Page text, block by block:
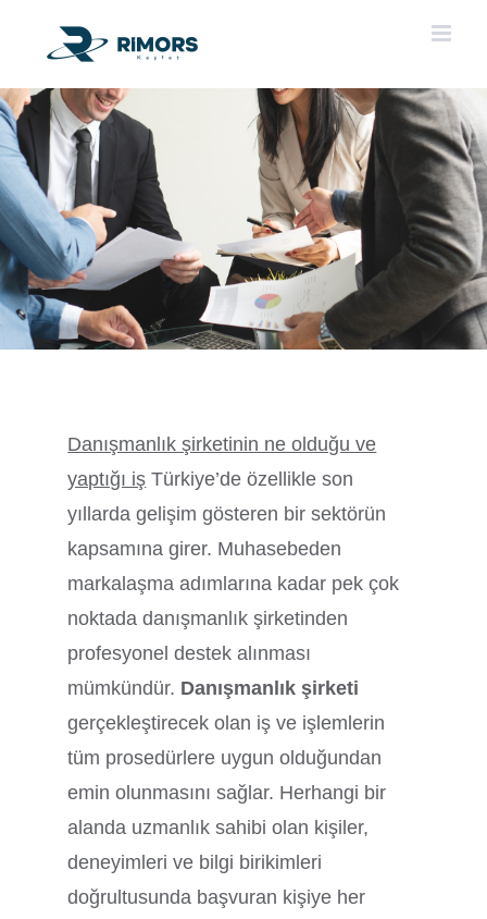
content
Danışmanlık şirketinin ne olduğu ve
yaptığı iş Türkiye’de özellikle son
yıllarda gelişim gösteren bir sektörün
kapsamına girer. Muhasebeden
markalaşma adımlarına kadar pek çok
noktada danışmanlık şirketinden
profesyonel destek alınması
mümkündür. Danışmanlık şirketi
gerçekleştirecek olan iş ve işlemlerin
tüm prosedürlere uygun olduğundan
emin olunmasını sağlar. Herhangi bir
alanda uzmanlık sahibi olan kişiler,
deneyimleri ve bilgi birikimleri
doğrultusunda başvuran kişiye her